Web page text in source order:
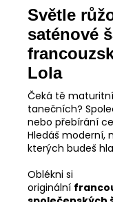
Světle
saténové
Lola
Čeká tě
tanečních?
nebo přebírání
Hledáš moderní,
kterých budeš
Oblékni si
originální